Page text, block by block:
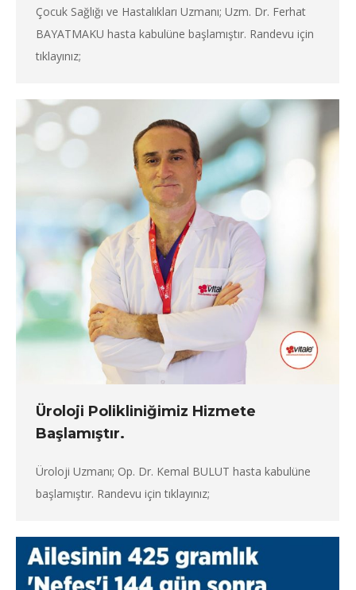
Çocuk Sağlığı ve Hastalıkları Uzmanı; Uzm. Dr. Ferhat
BAYATMAKU hasta kabulüne başlamıştır. Randevu için
tıklayınız;
Üroloji Polikliniğimiz Hizmete
Başlamıştır.
Üroloji Uzmanı; Op. Dr. Kemal BULUT hasta kabulüne
başlamıştır. Randevu için tıklayınız;